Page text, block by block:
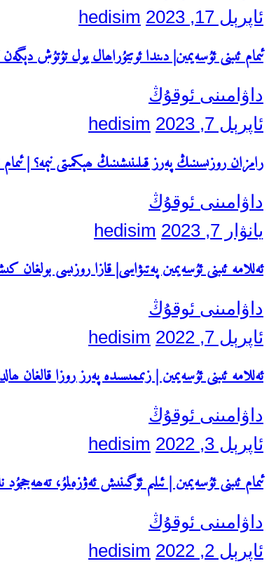
ئاپرېل 17, 2023
hedisim
ئىمام ئىبنى ئۇسەيمىن| دىندا ئوتتۇراھال يول تۇتۇش دېگەن
داۋامىنى ئوقۇڭ
ئاپرېل 7, 2023
hedisim
رامزان روزىسىنىڭ پەرز قىلىنىشىنىڭ ھېكمىتى نېمە؟ |
داۋامىنى ئوقۇڭ
يانۋار 7, 2023
hedisim
ئەللامە ئىبنى ئۇسەيمىن پەتىۋاسى| قازا روزىسى بولغان
داۋامىنى ئوقۇڭ
ئاپرېل 7, 2022
hedisim
ئەللامە ئىبنى ئۇسەيمىن | زىممىسىدە پەرز روزا
داۋامىنى ئوقۇڭ
ئاپرېل 3, 2022
hedisim
ئىمام ئىبنى ئۇسەيمىن | ئىلىم ئۆگىنىش ئەۋزەلمۇ، تەھەججۇد
داۋامىنى ئوقۇڭ
ئاپرېل 2, 2022
hedisim